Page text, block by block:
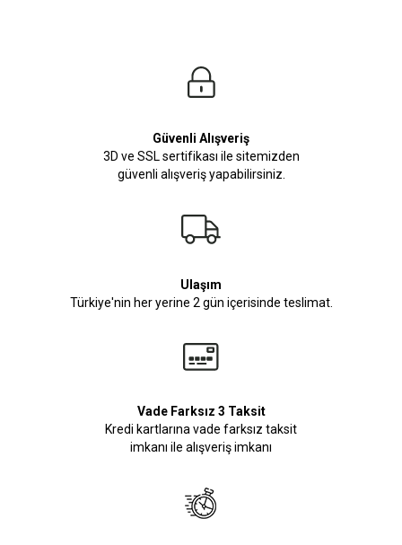
Güvenli Alışveriş
3D ve SSL sertifikası ile sitemizden
güvenli alışveriş yapabilirsiniz.
Ulaşım
Türkiye'nin her yerine 2 gün içerisinde teslimat.
Vade Farksız 3 Taksit
Kredi kartlarına vade farksız taksit
imkanı ile alışveriş imkanı